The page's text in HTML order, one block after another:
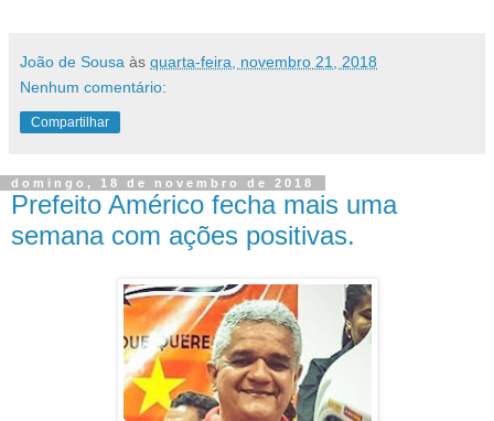
João de Sousa às quarta-feira, novembro 21, 2018
Nenhum comentário:
Compartilhar
domingo, 18 de novembro de 2018
Prefeito Américo fecha mais uma
semana com ações positivas.